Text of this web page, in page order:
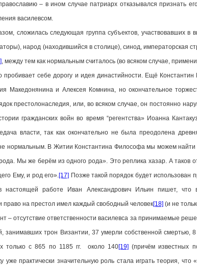
– в ином случае патриарх отказывался признать
василевсом.
следующая группа субъектов, участвовавших в
народ (находившийся в столице), синод, императорская
, между тем как нормальным считалось (во всяком случае,
себе дорогу и идея династийности. Ещё Константин
Македонянина и Алексея Комнина, но окончательное
престолонаследия, или, во всяком случае, он постоянно
гражданских войн во время “регентства» Иоанна
власти, так как окончательно не была преодолена
нормальным. В Житии Константина Философа мы можем
рода. Мы же берём из одного рода». Это реплика хазар. А таков
Ему, и род его».[17] Позже такой порядок будет
настоящей работе Иван Александрович Ильин пишет, что
право на престол имел каждый свободный человек[18] (и не
ответственности василевса за принимаемые
занимавших трон Византии, 37 умерли собственной смертью,
только с 865 по 1185 гг. около 140[19] (причём известных
уже практически значительную роль стала играть теория,